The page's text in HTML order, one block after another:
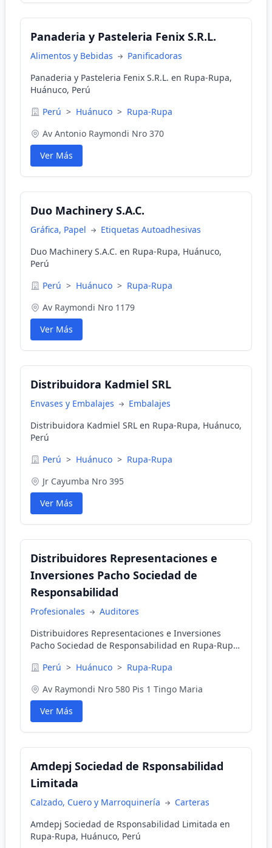
Panaderia y Pasteleria Fenix S.R.L.
Alimentos y Bebidas
Panificadoras
Panaderia y Pasteleria Fenix S.R.L. en Rupa-Rupa,
Huánuco, Perú
Perú > Huánuco > Rupa-Rupa
Av Antonio Raymondi Nro 370
Ver Más
Duo Machinery S.A.C.
Gráfica, Papel
Etiquetas Autoadhesivas
Duo Machinery S.A.C. en Rupa-Rupa, Huánuco,
Perú
Perú > Huánuco > Rupa-Rupa
Av Raymondi Nro 1179
Ver Más
Distribuidora Kadmiel SRL
Envases y Embalajes
Embalajes
Distribuidora Kadmiel SRL en Rupa-Rupa, Huánuco,
Perú
Perú > Huánuco > Rupa-Rupa
Jr Cayumba Nro 395
Ver Más
Distribuidores Representaciones e
Inversiones Pacho Sociedad de
Responsabilidad
Profesionales
Auditores
Distribuidores Representaciones e Inversiones
Pacho Sociedad de Responsabilidad en Rupa-Rupa,
Perú > Huánuco > Rupa-Rupa
Av Raymondi Nro 580 Pis 1 Tingo Maria
Ver Más
Amdepj Sociedad de Rsponsabilidad
Limitada
Calzado, Cuero y Marroquinería
Carteras
Amdepj Sociedad de Rsponsabilidad Limitada en
Rupa-Rupa, Huánuco, Perú